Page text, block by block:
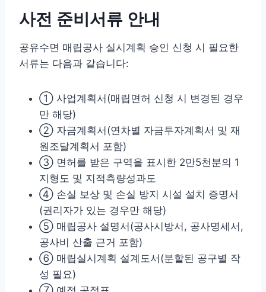
사전 준비서류 안내
공유수면 매립공사 실시계획 승인 신청 시 필요한
서류는 다음과 같습니다:
① 사업계획서(매립면허 신청 시 변경된 경우
만 해당)
② 자금계획서(연차별 자금투자계획서 및 재
원조달계획서 포함)
③ 면허를 받은 구역을 표시한 2만5천분의 1
지형도 및 지적측량성과도
④ 손실 보상 및 손실 방지 시설 설치 증명서
(권리자가 있는 경우만 해당)
⑤ 매립공사 설명서(공사시방서, 공사명세서,
공사비 산출 근거 포함)
⑥ 매립실시계획 설계도서(분할된 공구별 작
성 필요)